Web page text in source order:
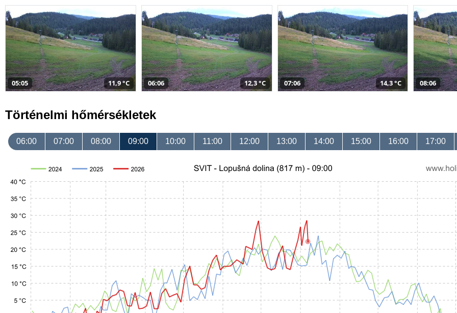
05:05 11,9 °C 06:06 12,3 °C 07:06 14,3 °C 08:06
Történelmi hőmérsékletek
06:00 07:00 08:00 09:00 10:00 11:00 12:00 13:00 14:00 15:00 16:00 17:00